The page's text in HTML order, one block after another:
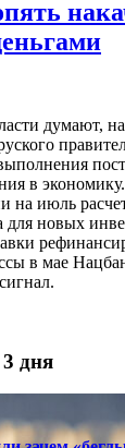
думают,
в экономику.
на июль
для новых
в мае
дня